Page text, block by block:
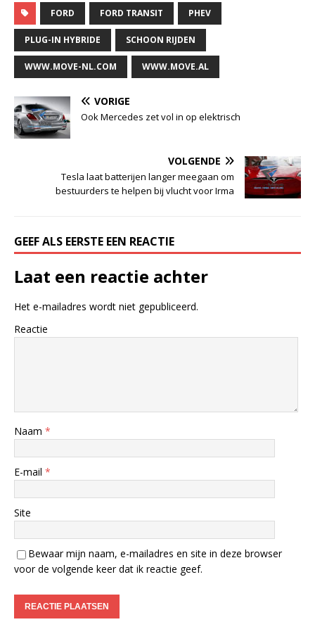
FORD FORD TRANSIT PHEV
PLUG-IN HYBRIDE SCHOON RIJDEN
WWW.MOVE-NL.COM WWW.MOVE.AL
VORIGE
Ook Mercedes zet vol in op elektrisch
VOLGENDE
Tesla laat batterijen langer meegaan om
bestuurders te helpen bij vlucht voor Irma
GEEF ALS EERSTE EEN REACTIE
Laat een reactie achter
Het e-mailadres wordt niet gepubliceerd.
Reactie
Naam *
E-mail *
Site
Bewaar mijn naam, e-mailadres en site in deze browser
voor de volgende keer dat ik reactie geef.